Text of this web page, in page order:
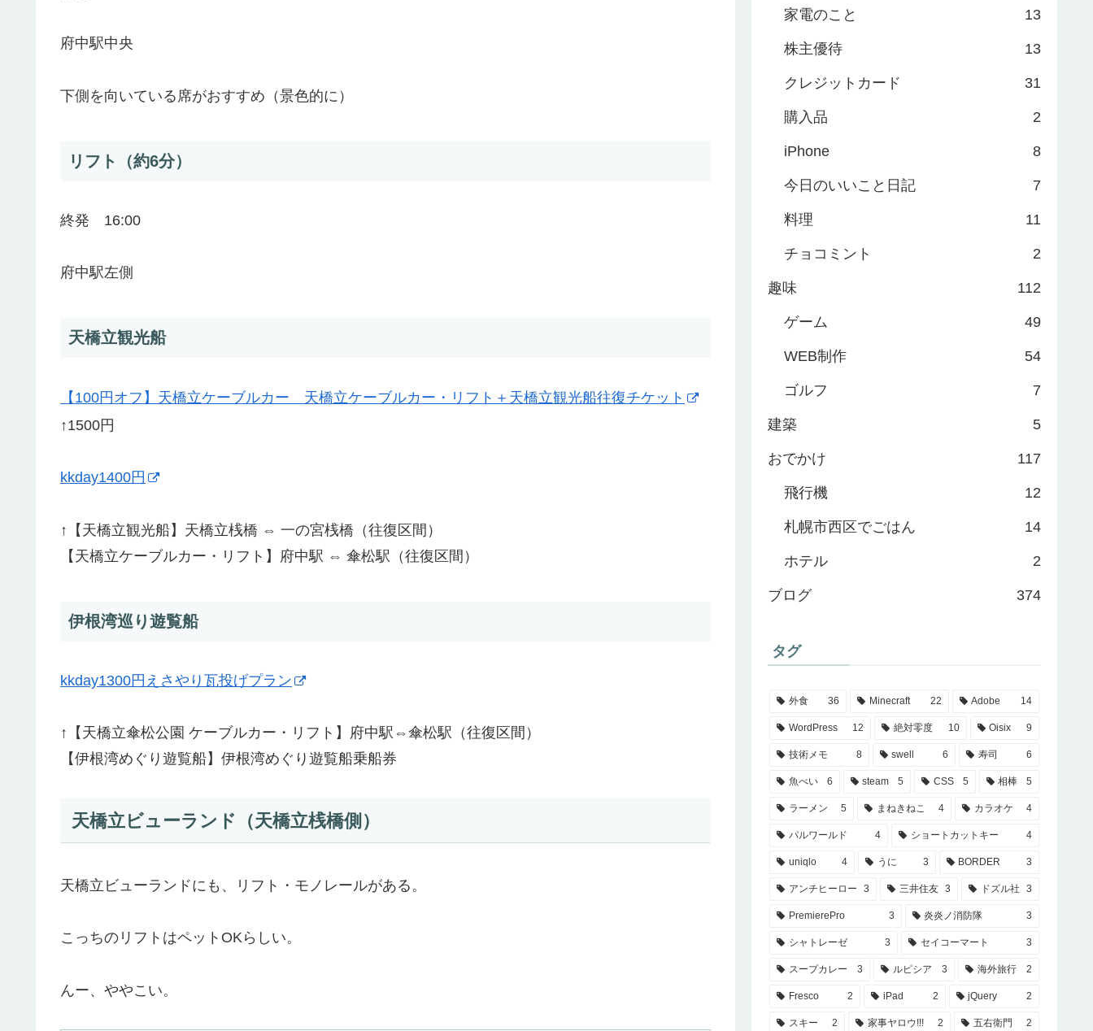
府中駅中央
下側を向いている席がおすすめ（景色的に）
リフト（約6分）
終発 16:00
府中駅左側
天橋立観光船
【100円オフ】天橋立ケーブルカー 天橋立ケーブルカー・リフト＋天橋立観光船往復チケット
↑1500円
kkday1400円
↑【天橋立観光船】天橋立桟橋 ⇔ 一の宮桟橋（往復区間）
【天橋立ケーブルカー・リフト】府中駅 ⇔ 傘松駅（往復区間）
伊根湾巡り遊覧船
kkday1300円えさやり瓦投げプラン
↑【天橋立傘松公園 ケーブルカー・リフト】府中駅⇔傘松駅（往復区間）
【伊根湾めぐり遊覧船】伊根湾めぐり遊覧船乗船券
天橋立ビューランド（天橋立桟橋側）
天橋立ビューランドにも、リフト・モノレールがある。
こっちのリフトはペットOKらしい。
んー、ややこい。
家電のこと 13
株主優待 13
クレジットカード 31
購入品 2
iPhone 8
今日のいいこと日記 7
料理 11
チョコミント 2
趣味 112
ゲーム 49
WEB制作 54
ゴルフ 7
建築 5
おでかけ 117
飛行機 12
札幌市西区でごはん 14
ホテル 2
ブログ 374
タグ
外食 36 Minecraft 22 Adobe 14
WordPress 12 絶対零度 10 Oisix 9
技術メモ 8 swell 6 寿司 6
魚べい 6 steam 5 CSS 5 相棒 5
ラーメン 5 まねきねこ 4 カラオケ 4
パルワールド 4 ショートカットキー 4
uniqlo 4 うに 3 BORDER 3
アンチヒーロー 3 三井住友 3 ドズル社 3
PremierePro 3 炎炎ノ消防隊 3
シャトレーゼ 3 セイコーマート 3
スープカレー 3 ルピシア 3 海外旅行 2
Fresco 2 iPad 2 jQuery 2
スキー 2 家事ヤロウ!!! 2 五右衛門 2